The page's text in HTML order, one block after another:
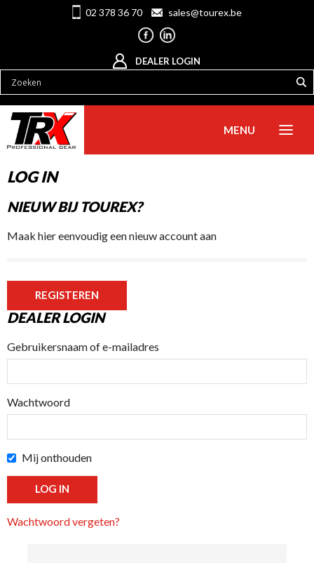
02 378 36 70 sales@tourex.be
DEALER LOGIN
MENU
LOG IN
NIEUW BIJ TOUREX?
Maak hier eenvoudig een nieuw account aan
REGISTEREN
DEALER LOGIN
Gebruikersnaam of e-mailadres
Wachtwoord
Mij onthouden
Wachtwoord vergeten?